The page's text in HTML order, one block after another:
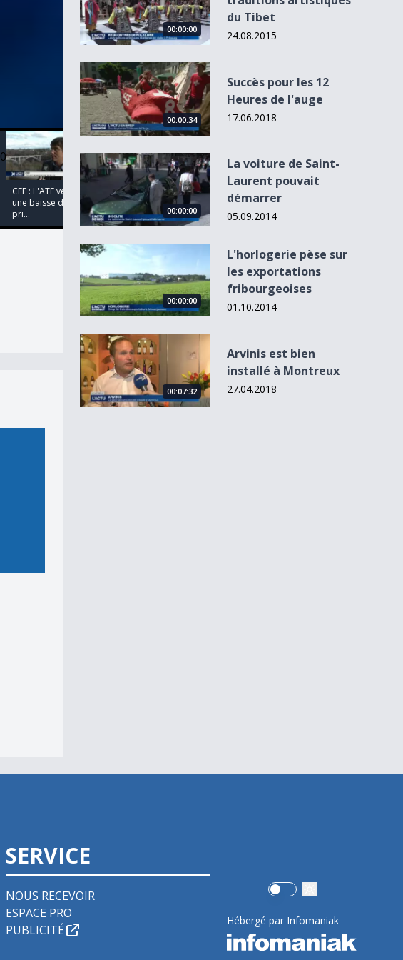
CFF : L'ATE veut
une baisse des
pri...
00:00:00
Charge sur Keller :
une suite jurid...
00:00:00
Nouveau record
pour l'export
fribou...
00:00:00
L'Actu du 11.03.13
- 20h00
00:00:00
du Tibet
24.08.2015
Succès pour les 12 Heures de l&#039;auge
00:00:34
Succès pour les 12
Heures de l'auge
17.06.2018
La voiture de Saint-Laurent pouvait démarrer
00:00:00
La voiture de Saint-
Laurent pouvait
démarrer
05.09.2014
L&#039;horlogerie pèse sur les exportations fribourgeoises
00:00:00
L'horlogerie pèse sur
les exportations
fribourgeoises
01.10.2014
Arvinis est bien installé à Montreux
00:07:32
Arvinis est bien
installé à Montreux
27.04.2018
SERVICE
NOUS RECEVOIR
ESPACE PRO
PUBLICITÉ
Use setting
Hébergé par Infomaniak